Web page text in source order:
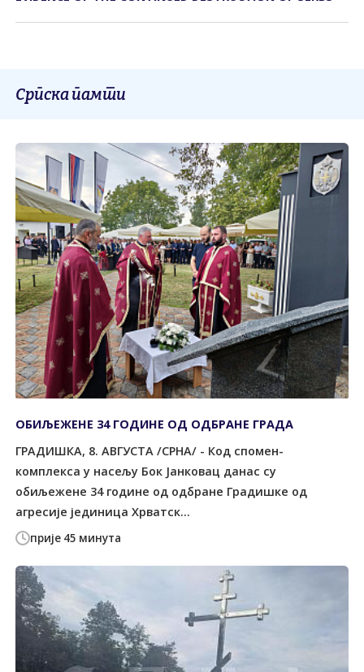
Српска памти
прије 45 минута
ОБИЉЕЖЕНЕ 34 ГОДИНЕ ОД ОДБРАНЕ ГРАДА
ГРАДИШКА, 8. АВГУСТА /СРНА/ - Код спомен-
комплекса у насељу Бок Јанковац данас су
обиљежене 34 године од одбране Градишке од
агресије јединица Хрватск...